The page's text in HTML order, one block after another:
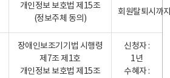
개인정보 보호법 제15조
(정보주체 동의)
회원탈퇴시까
장애인보조기기법 시행령
제7조 제1호
개인정보 보호법 제15조
신청자 :
1년
수혜자 :